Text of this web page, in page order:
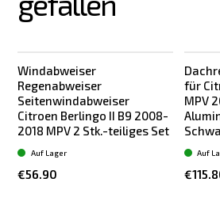
Windabweiser
Regenabweiser
Seitenwindabweiser
Citroen Berlingo II B9 2008-
2018 MPV 2 Stk.-teiliges Set
€56.90
Auf Lager
für
MPV
Auf